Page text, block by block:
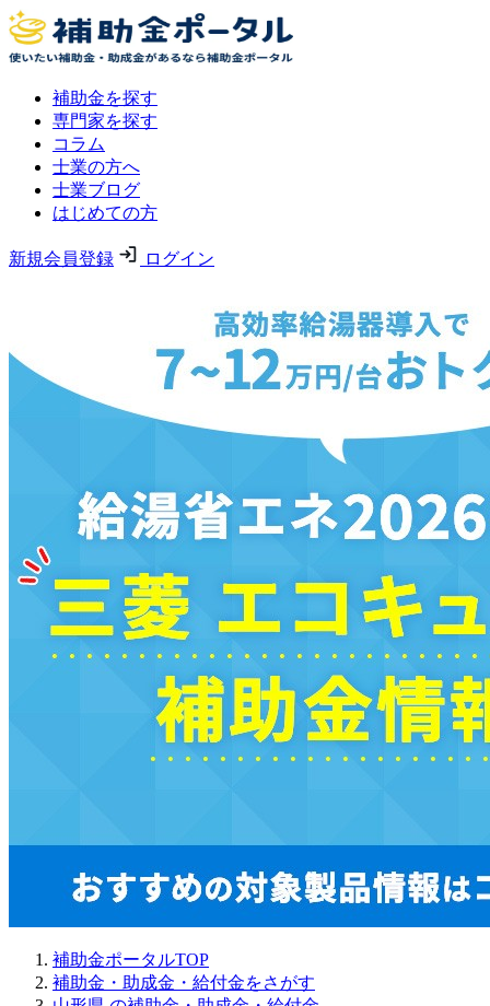
補助金を探す
専門家を探す
コラム
士業の方へ
士業ブログ
はじめての方
新規会員登録 ログイン
補助金ポータルTOP
補助金・助成金・給付金をさがす